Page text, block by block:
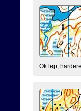
Ok løp,